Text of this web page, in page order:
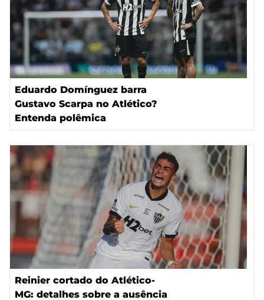
Eduardo Domínguez barra
Gustavo Scarpa no Atlético?
Entenda polêmica
Reinier cortado do Atlético-
MG: detalhes sobre a ausência